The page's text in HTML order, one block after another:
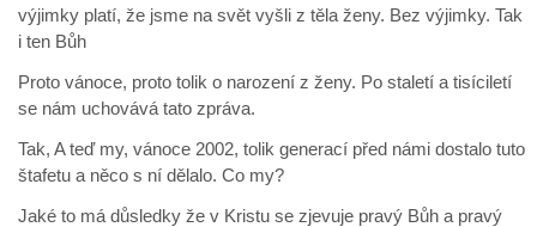
výjimky platí, že jsme na svět vyšli z těla ženy. Bez výjimky. Tak
i ten Bůh
Proto vánoce, proto tolik o narození z ženy. Po staletí a tisíciletí
se nám uchovává tato zpráva.
Tak, A teď my, vánoce 2002, tolik generací před námi dostalo tuto
štafetu a něco s ní dělalo. Co my?
Jaké to má důsledky že v Kristu se zjevuje pravý Bůh a pravý